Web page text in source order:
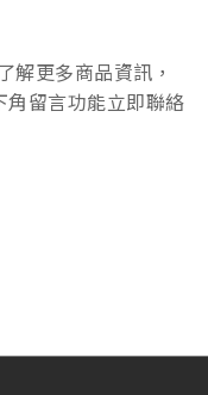
解更多商品資訊，
留言功能立即聯絡